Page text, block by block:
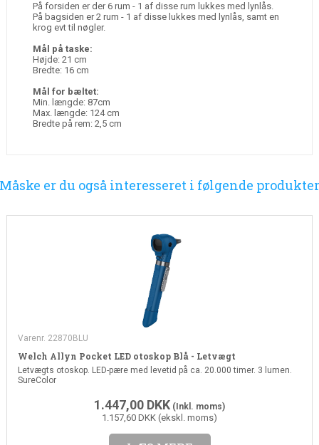
På forsiden er der 6 rum - 1 af disse rum lukkes med lynlås.
På bagsiden er 2 rum - 1 af disse lukkes med lynlås, samt en
krog evt til nøgler.
Mål på taske:
Højde: 21 cm
Bredte: 16 cm
Mål for bæltet:
Min. længde: 87cm
Max. længde: 124 cm
Bredte på rem: 2,5 cm
Måske er du også interesseret i følgende produkter
Varenr. 22870BLU
Welch Allyn Pocket LED otoskop Blå - Letvægt
Letvægts otoskop. LED-pære med levetid på ca. 20.000 timer. 3 lumen.
SureColor
1.447,00 DKK (Inkl. moms)
1.157,60 DKK (ekskl. moms)